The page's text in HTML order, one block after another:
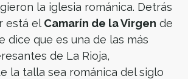
la iglesia románica. Detrás
está el Camarín de la Virgen de
dice que es una de las más
de La Rioja,
la talla sea románica del siglo